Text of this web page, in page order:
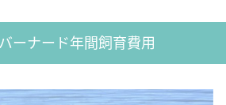
ーナード年間飼育費用